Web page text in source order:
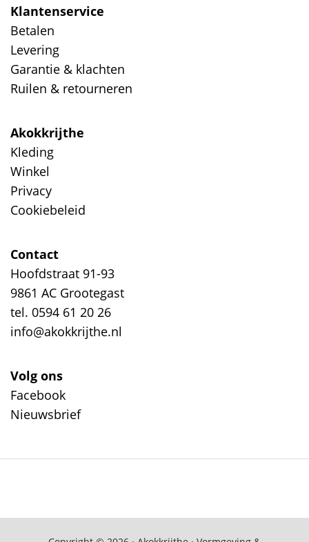
Klantenservice
Betalen
Levering
Garantie & klachten
Ruilen & retourneren
Akokkrijthe
Kleding
Winkel
Privacy
Cookiebeleid
Contact
Hoofdstraat 91-93
9861 AC Grootegast
tel. 0594 61 20 26
info@akokkrijthe.nl
Volg ons
Facebook
Nieuwsbrief